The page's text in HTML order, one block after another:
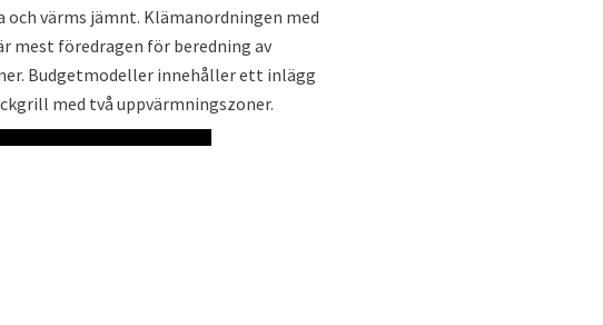
värms jämnt. Klämanordningen med
mest föredragen för beredning av
Budgetmodeller innehåller ett inlägg
med två uppvärmningszoner.